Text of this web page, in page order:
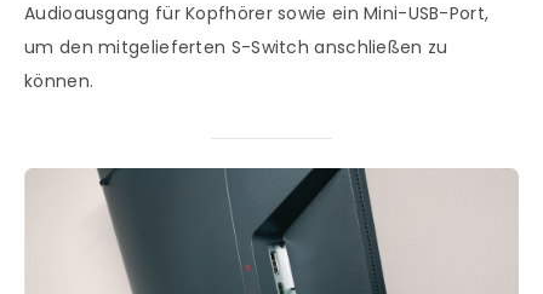
Audioausgang für Kopfhörer sowie ein Mini-USB-Port,
um den mitgelieferten S-Switch anschließen zu
können.